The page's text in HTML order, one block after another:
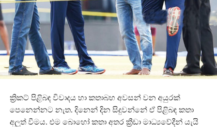
ක්‍රිකට් පිළිබඳ විවාදය හා කතාබහ අවසන් වන අයුරක්
පෙනෙන්නට නැත. දිනෙන් දින සිදුවන්නේ ඒ පිළිබඳ කතා
අලුත් වීමය. එම බොහෝ කතා අතර ක්‍රීඩා මාධ්‍යවේදීන් යැයි